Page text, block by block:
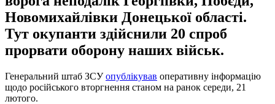
Новомихайлівки Донецької області.
Тут окупанти здійснили 20 спроб
прорвати оборону наших військ.
Генеральний штаб ЗСУопублікував оперативну інформацію
щодо російського вторгнення станом на ранок середи, 21
лютого.